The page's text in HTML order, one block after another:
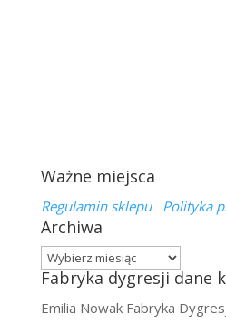
Ważne miejsca
Regulamin sklepu Polityka
Archiwa
Archiwa
Fabryka dygresji dane
Emilia Nowak Fabryka